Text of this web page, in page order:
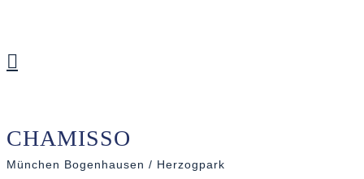
CHAMISSO
München Bogenhausen / Herzogpark